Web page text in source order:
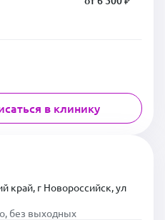
в клинику
край, г Новороссийск, ул
без выходных